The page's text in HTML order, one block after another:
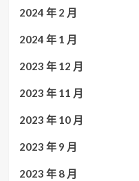
2024 年 2 月
2024 年 1 月
2023 年 12 月
2023 年 11 月
2023 年 10 月
2023 年 9 月
2023 年 8 月